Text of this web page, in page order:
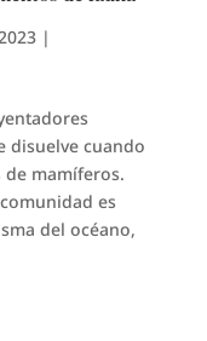
|
disuelve cuando
mamíferos.
es
del océano,